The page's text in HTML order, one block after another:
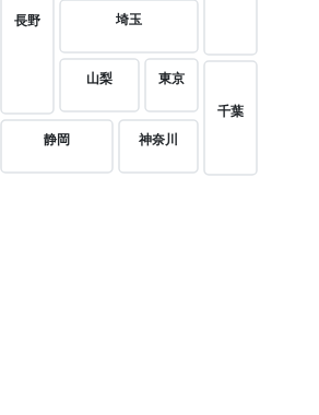
長野
埼玉
千葉
東京
神奈川
山梨
静岡